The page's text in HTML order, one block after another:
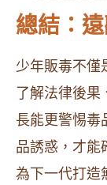
總結：
少年販毒不僅
了解法律後
長能更警惕毒
品誘惑，才能
為下一代打造